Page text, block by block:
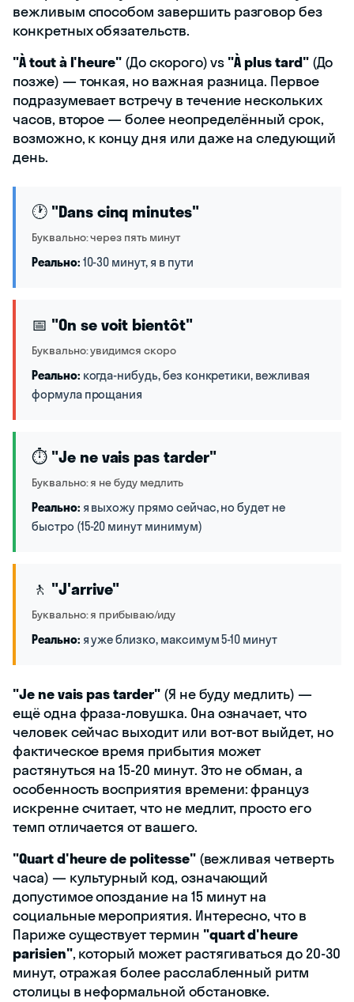
вежливым способом завершить разговор без
конкретных обязательств.
"À tout à l'heure" (До скорого) vs "À plus tard"(До
позже) — тонкая, но важная разница. Первое
подразумевает встречу в течение нескольких
часов, второе — более неопределённый срок,
возможно, к концу дня или даже на следующий
день.
🕐 "Dans cinq minutes"
Буквально: через пять минут
Реально: 10-30 минут, я в пути
📅 "On se voit bientôt"
Буквально: увидимся скоро
Реально: когда-нибудь, без конкретики, вежливая
формула прощания
⏱️ "Je ne vais pas tarder"
Буквально: я не буду медлить
Реально: я выхожу прямо сейчас, но будет не
быстро (15-20 минут минимум)
🚶 "J'arrive"
Буквально: я прибываю/иду
Реально: я уже близко, максимум 5-10 минут
"Je ne vais pas tarder"(Я не буду медлить) —
ещё одна фраза-ловушка. Она означает, что
человек сейчас выходит или вот-вот выйдет, но
фактическое время прибытия может
растянуться на 15-20 минут. Это не обман, а
особенность восприятия времени: француз
искренне считает, что не медлит, просто его
темп отличается от вашего.
"Quart d'heure de politesse"(вежливая четверть
часа) — культурный код, означающий
допустимое опоздание на 15 минут на
социальные мероприятия. Интересно, что в
Париже существует термин "quart d'heure
parisien", который может растягиваться до 20-30
минут, отражая более расслабленный ритм
столицы в неформальной обстановке.